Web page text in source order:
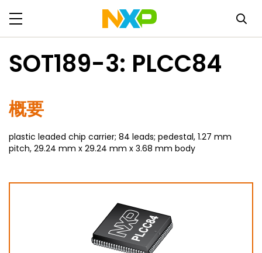
SOT189-3: PLCC84
概要
plastic leaded chip carrier; 84 leads; pedestal, 1.27 mm
pitch, 29.24 mm x 29.24 mm x 3.68 mm body